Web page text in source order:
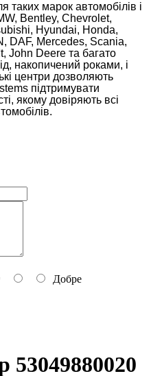
таких марок автомобілів і
Bentley, Chevrolet,
Hyundai, Honda,
DAF, Mercedes, Scania,
John Deere та багато
накопичений роками, і
центри дозволяють
підтримувати
якому довіряють всі
Добре
53049880020